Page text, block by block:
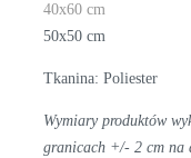
40x60 cm
50x50 cm
Tkanina: Poliester
Wymiary produktów
granicach +/- 2 cm na